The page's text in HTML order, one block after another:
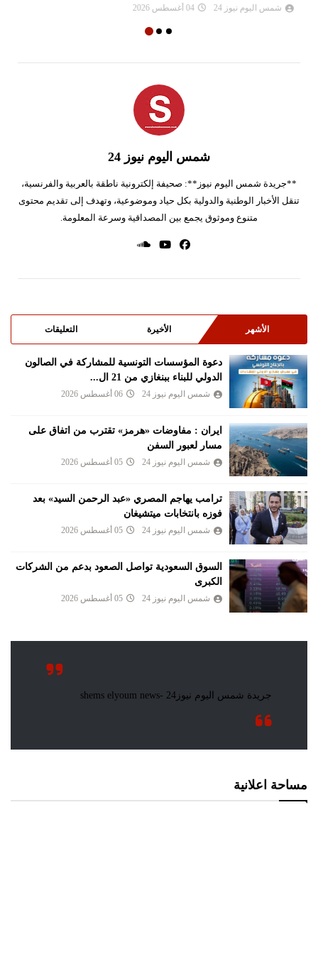
شمس اليوم نيوز 24 04 أغسطس 2026
شمس اليوم نيوز 24
**جريدة شمس اليوم نيوز**: صحيفة إلكترونية ناطقة بالعربية والفرنسية،
تنقل الأخبار الوطنية والدولية بكل حياد وموضوعية، وتهدف إلى تقديم محتوى
متنوع وموثوق يجمع بين المصداقية وسرعة المعلومة.
الأشهر الأخيرة التعليقات
دعوة المؤسسات التونسية للمشاركة في الصالون
الدولي للبناء ببنغازي من 21 ال...
شمس اليوم نيوز 24 06 أغسطس 2026
ايران : مفاوضات «هرمز» تقترب من اتفاق على
مسار لعبور السفن
شمس اليوم نيوز 24 05 أغسطس 2026
ترامب يهاجم المصري «عبد الرحمن السيد» بعد
فوزه بانتخابات ميتشيغان
شمس اليوم نيوز 24 05 أغسطس 2026
السوق السعودية تواصل الصعود بدعم من الشركات
الكبرى
شمس اليوم نيوز 24 05 أغسطس 2026
مساحة اعلانية